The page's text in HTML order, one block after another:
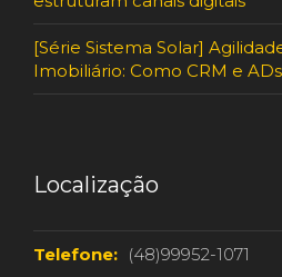
[Série Sistema Solar]
Imobiliário: Como CRM e
Localização
Telefone: (48)99952-1071